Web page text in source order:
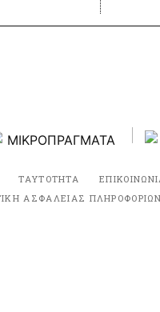
ΤΑΥΤΟΤΗΤΑ
ΑΣΦΑΛΕΙΑΣ